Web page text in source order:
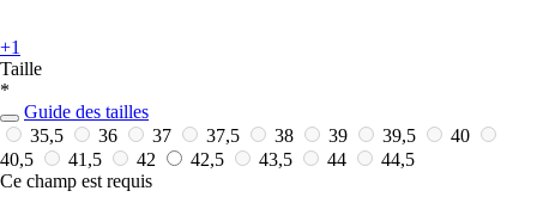
+1
Taille
*
Guide des tailles
35,5
36 37 37,5 38 39 39,5
40
40,5
41,5 42 42,5 43,5 44
44,5
Ce champ est requis